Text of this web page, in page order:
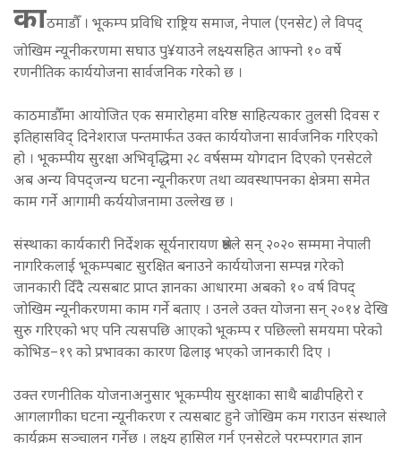
काठमाडौँ । भूकम्प प्रविधि राष्ट्रिय समाज, नेपाल (एनसेट) ले विपद्
जोखिम न्यूनीकरणमा सघाउ पु¥याउने लक्ष्यसहित आफ्नो १० वर्षे
रणनीतिक कार्ययोजना सार्वजनिक गरेको छ ।
काठमाडौँमा आयोजित एक समारोहमा वरिष्ठ साहित्यकार तुलसी दिवस र
इतिहासविद् दिनेशराज पन्तमार्फत उक्त कार्ययोजना सार्वजनिक गरिएको
हो । भूकम्पीय सुरक्षा अभिवृद्धिमा २८ वर्षसम्म योगदान दिएको एनसेटले
अब अन्य विपद्जन्य घटना न्यूनीकरण तथा व्यवस्थापनका क्षेत्रमा समेत
काम गर्ने आगामी कर्ययोजनामा उल्लेख छ ।
संस्थाका कार्यकारी निर्देशक सूर्यनारायण श्रेष्ठले सन् २०२० सम्ममा नेपाली
नागरिकलाई भूकम्पबाट सुरक्षित बनाउने कार्ययोजना सम्पन्न गरेको
जानकारी दिँदै त्यसबाट प्राप्त ज्ञानका आधारमा अबको १० वर्ष विपद्
जोखिम न्यूनीकरणमा काम गर्ने बताए । उनले उक्त योजना सन् २०१४ देखि
सुरु गरिएको भए पनि त्यसपछि आएको भूकम्प र पछिल्लो समयमा परेको
कोभिड–१९ को प्रभावका कारण ढिलाइ भएको जानकारी दिए ।
उक्त रणनीतिक योजनाअनुसार भूकम्पीय सुरक्षाका साथै बाढीपहिरो र
आगलागीका घटना न्यूनीकरण र त्यसबाट हुने जोखिम कम गराउन संस्थाले
कार्यक्रम सञ्चालन गर्नेछ । लक्ष्य हासिल गर्न एनसेटले परम्परागत ज्ञान